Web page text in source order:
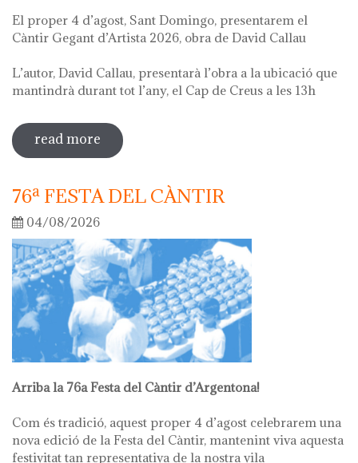
El proper 4 d’agost, Sant Domingo, presentarem el
Càntir Gegant d’Artista 2026, obra de David Callau
L’autor, David Callau, presentarà l’obra a la ubicació que
mantindrà durant tot l’any, el Cap de Creus a les 13h
read more sobre presentació càntir gegant
d'artista
76ª FESTA DEL CÀNTIR
04/08/2026
Arriba la 76a Festa del Càntir d’Argentona!
Com és tradició, aquest proper 4 d’agost celebrarem una
nova edició de la Festa del Càntir, mantenint viva aquesta
festivitat tan representativa de la nostra vila